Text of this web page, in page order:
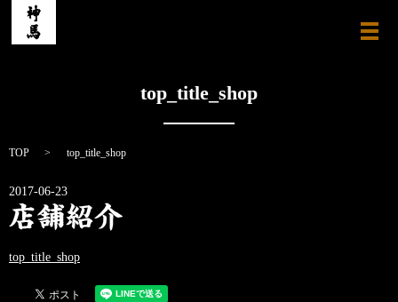
メ
top_title_shop
TOP top_title_shop
2017-06-23
top_title_shop